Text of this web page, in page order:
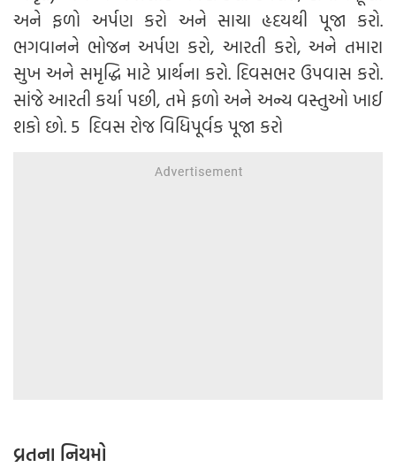
અને ફળો અર્પણ કરો અને સાચા હૃદયથી પૂજા કરો.
ભગવાનને ભોજન અર્પણ કરો, આરતી કરો, અને તમારા
સુખ અને સમૃદ્ધિ માટે પ્રાર્થના કરો. દિવસભર ઉપવાસ કરો.
સાંજે આરતી કર્યા પછી, તમે ફળો અને અન્ય વસ્તુઓ ખાઈ
શકો છો. 5 દિવસ રોજ વિધિપૂર્વક પૂજા કરો
વ્રતના નિયમો